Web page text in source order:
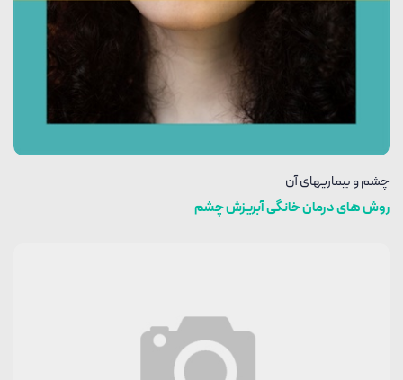
چشم و بیماریهای آن
روش های درمان خانگی آبریزش چشم